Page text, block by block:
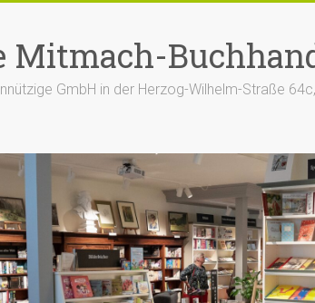
Mitmach-
GmbH in der Herzog-Wilhelm-Straße